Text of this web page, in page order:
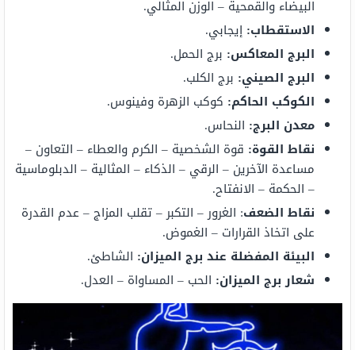
البيضاء والقمحية – الوزن المثالي.
الاستقطاب: إيجابي.
البرج المعاكس: برج الحمل.
البرج الصيني: برج الكلب.
الكوكب الحاكم: كوكب الزهرة وفينوس.
معدن البرج: النحاس.
نقاط القوة: قوة الشخصية – الكرم والعطاء – التعاون –
مساعدة الآخرين – الرقي – الذكاء – المثالية – الدبلوماسية
– الحكمة – الانفتاح.
نقاط الضعف: الغرور – التكبر – تقلب المزاج – عدم القدرة
على اتخاذ القرارات – الغموض.
البيئة المفضلة عند برج الميزان: الشاطئ.
شعار برج الميزان: الحب – المساواة – العدل.